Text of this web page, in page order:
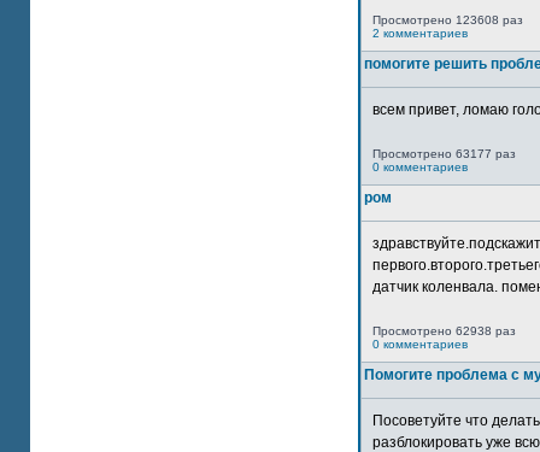
Просмотрено 123608 раз
2 комментариев
помогите решить
всем привет, ломаю
Просмотрено 63177 раз
0 комментариев
ром
датчик коленвала.
Просмотрено 62938 раз
0 комментариев
Помогите проблема с
Посоветуйте что
разблокировать уже